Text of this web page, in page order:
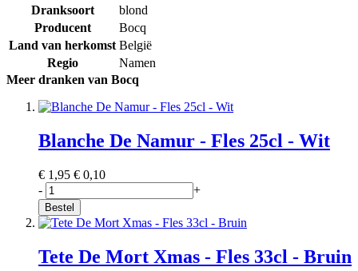
Dranksoort
blond
Producent
Bocq
Land van herkomst België
Regio
Namen
Meer dranken van Bocq
Blanche De Namur - Fles 25cl - Wit
€ 1,95 € 0,10
-
+
Bestel
Tete De Mort Xmas - Fles 33cl - Bruin